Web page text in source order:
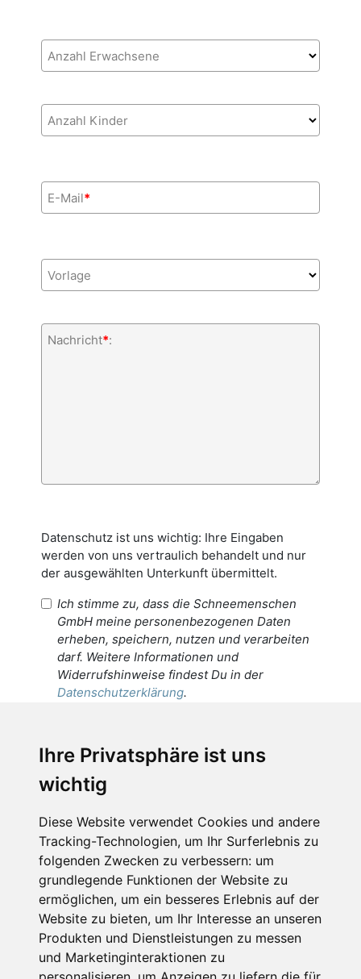
Ihre Privatsphäre ist uns
wichtig
Diese Website verwendet Cookies und andere
Tracking-Technologien, um Ihr Surferlebnis zu
folgenden Zwecken zu verbessern: um
grundlegende Funktionen der Website zu
ermöglichen, um ein besseres Erlebnis auf der
Website zu bieten, um Ihr Interesse an unseren
Produkten und Dienstleistungen zu messen
und Marketinginteraktionen zu
Anzahl Erwachsene
Anzahl Kinder
E-Mail*
Vorlage
Nachricht*:
Datenschutz ist uns wichtig: Ihre Eingaben
werden von uns vertraulich behandelt und nur
der ausgewählten Unterkunft übermittelt.
Ich stimme zu, dass die Schneemenschen
GmbH meine personenbezogenen Daten
erheben, speichern, nutzen und verarbeiten
darf. Weitere Informationen und
Widerrufshinweise findest Du in der
Datenschutzerklärung.
personenbezogenen Daten an den
Empfänger dieser Nachricht weitergeleitet
werden dürfen. Weitere Informationen und
Widerrufshinweise findest Du in der
Datenschutzerklärung.
Anfrage abschicken
Diese Seite ist durch reCAPTCHA geschützt und es
gelten die GoogleDatenschutzerklärung und
Nutzungsbedingungen.